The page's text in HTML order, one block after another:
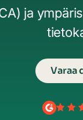
ja
Varaa